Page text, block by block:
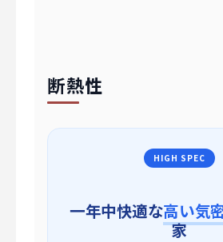
断熱性
HIGH SPEC
一年中快適な高い気
家